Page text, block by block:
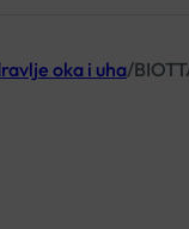
oka i uha/